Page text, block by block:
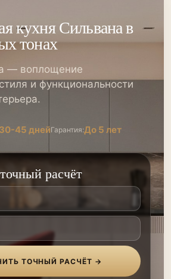
кухня Сильвана в
тонах
— воплощение
и функциональности
30-45 днейГарантия:До 5 лет
расчёт
ТОЧНЫЙ РАСЧЁТ →